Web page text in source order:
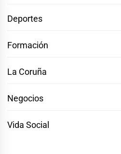
Deportes
Formación
La Coruña
Negocios
Vida Social